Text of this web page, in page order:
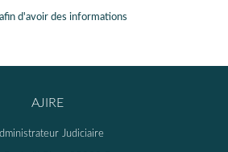
d'avoir des informations
AJIRE
Judiciaire